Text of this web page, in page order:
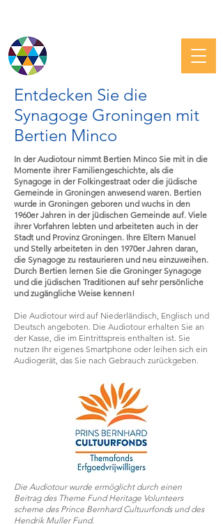
Entdecken Sie die
Synagoge Groningen mit
Bertien Minco
In der Audiotour nimmt Bertien Minco Sie mit in die
Momente ihrer Familiengeschichte, als die
Synagoge in der Folkingestraat oder die jüdische
Gemeinde in Groningen anwesend waren. Bertien
wurde in Groningen geboren und wuchs in den
1960er Jahren in der jüdischen Gemeinde auf. Viele
ihrer Vorfahren lebten und arbeiteten auch in der
Stadt und Provinz Groningen. Ihre Eltern Manuel
und Stelly arbeiteten in den 1970er Jahren daran,
die Synagoge zu restaurieren und neu einzuweihen.
Durch Bertien lernen Sie die Groninger Synagoge
und die jüdischen Traditionen auf sehr persönliche
und zugängliche Weise kennen!
Die Audiotour wird auf Niederländisch, Englisch und
Deutsch angeboten. Die Audiotour erhalten Sie an
der Kasse, die im Eintrittspreis enthalten ist. Sie
nutzen Ihr eigenes Smartphone oder leihen sich ein
Audiogerät, das Sie nach Gebrauch zurückgeben.
Die Audiotour wurde ermöglicht durch einen
Beitrag des Theme Fund Heritage Volunteers
scheme des Prince Bernhard Cultuurfonds und des
Hendrik Muller Fund.